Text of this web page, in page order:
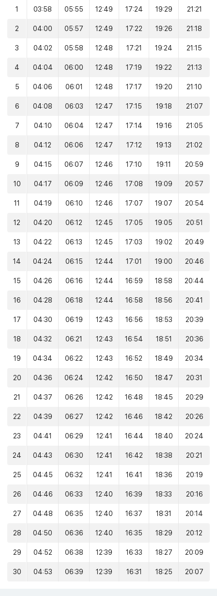
1 03:58 05:55 12:49 17:24 19:29 21:21
2 04:00 05:57 12:49 17:22 19:26 21:18
3 04:02 05:58 12:48 17:21 19:24 21:15
4 04:04 06:00 12:48 17:19 19:22 21:13
5 04:06 06:01 12:48 17:17 19:20 21:10
6 04:08 06:03 12:47 17:15 19:18 21:07
7 04:10 06:04 12:47 17:14 19:16 21:05
8 04:12 06:06 12:47 17:12 19:13 21:02
9 04:15 06:07 12:46 17:10 19:11 20:59
10 04:17 06:09 12:46 17:08 19:09 20:57
11 04:19 06:10 12:46 17:07 19:07 20:54
12 04:20 06:12 12:45 17:05 19:05 20:51
13 04:22 06:13 12:45 17:03 19:02 20:49
14 04:24 06:15 12:44 17:01 19:00 20:46
15 04:26 06:16 12:44 16:59 18:58 20:44
16 04:28 06:18 12:44 16:58 18:56 20:41
17 04:30 06:19 12:43 16:56 18:53 20:39
18 04:32 06:21 12:43 16:54 18:51 20:36
19 04:34 06:22 12:43 16:52 18:49 20:34
20 04:36 06:24 12:42 16:50 18:47 20:31
21 04:37 06:26 12:42 16:48 18:45 20:29
22 04:39 06:27 12:42 16:46 18:42 20:26
23 04:41 06:29 12:41 16:44 18:40 20:24
24 04:43 06:30 12:41 16:42 18:38 20:21
25 04:45 06:32 12:41 16:41 18:36 20:19
26 04:46 06:33 12:40 16:39 18:33 20:16
27 04:48 06:35 12:40 16:37 18:31 20:14
28 04:50 06:36 12:40 16:35 18:29 20:12
29 04:52 06:38 12:39 16:33 18:27 20:09
30 04:53 06:39 12:39 16:31 18:25 20:07